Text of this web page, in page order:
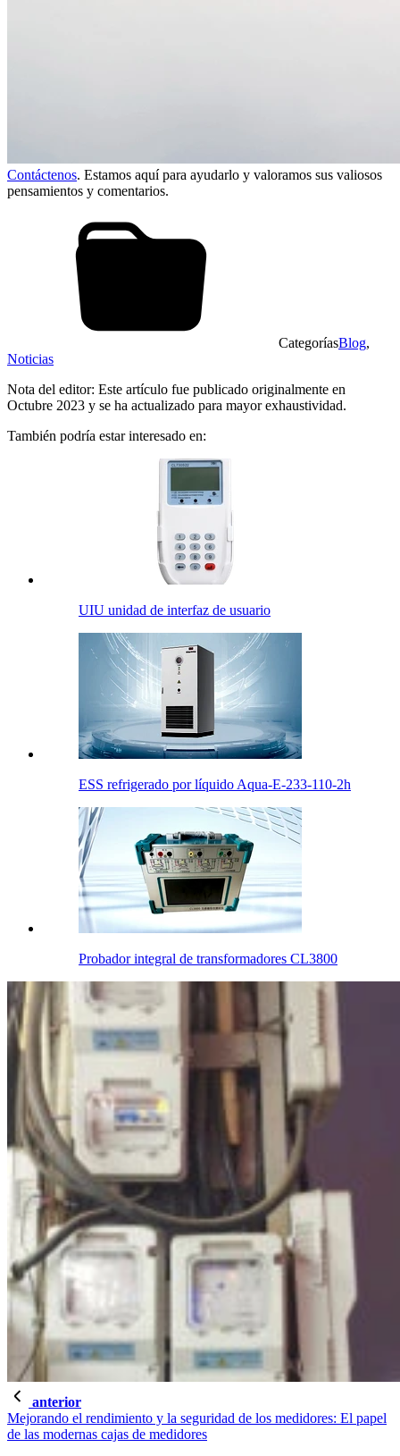
Contáctenos. Estamos aquí para ayudarlo y valoramos sus valiosos
pensamientos y comentarios.
CategoríasBlog,
Noticias
Nota del editor: Este artículo fue publicado originalmente en
Octubre 2023 y se ha actualizado para mayor exhaustividad.
También podría estar interesado en:
UIU unidad de interfaz de usuario
ESS refrigerado por líquido Aqua-E-233-110-2h
Probador integral de transformadores CL3800
anterior
Mejorando el rendimiento y la seguridad de los medidores: El papel
de las modernas cajas de medidores